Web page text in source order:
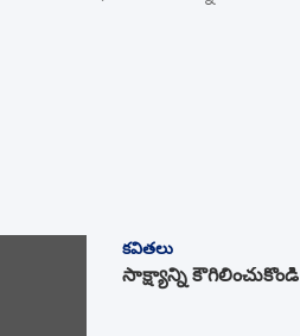
కవితలు
సాక్ష్యాన్ని కౌగిలించుకోండి